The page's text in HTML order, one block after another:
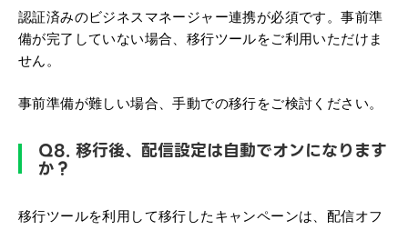
認証済みのビジネスマネージャー連携が必須です。事前準
備が完了していない場合、移行ツールをご利用いただけま
せん。
事前準備が難しい場合、手動での移行をご検討ください。
Q8. 移行後、配信設定は自動でオンになります
か？
移行ツールを利用して移行したキャンペーンは、配信オフ